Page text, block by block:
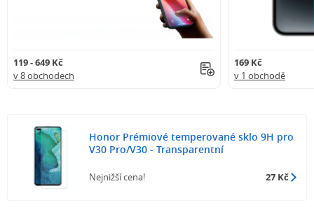
119 - 649 Kč
v 8 obchodech
169 Kč
v 1 obchodě
Honor Prémiové temperované sklo 9H pro
V30 Pro/V30 - Transparentní
Nejnižší cena! 27 Kč